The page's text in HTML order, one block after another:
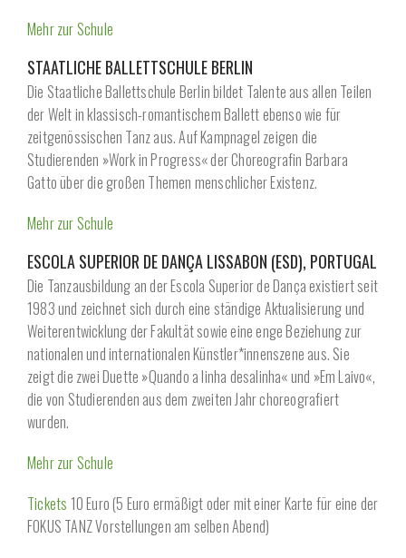
Mehr zur Schule
STAATLICHE BALLETTSCHULE BERLIN
Die Staatliche Ballettschule Berlin bildet Talente aus allen Teilen
der Welt in klassisch-romantischem Ballett ebenso wie für
zeitgenössischen Tanz aus. Auf Kampnagel zeigen die
Studierenden »Work in Progress« der Choreografin Barbara
Gatto über die großen Themen menschlicher Existenz.
Mehr zur Schule
ESCOLA SUPERIOR DE DANÇA LISSABON (ESD), PORTUGAL
Die Tanzausbildung an der Escola Superior de Dança existiert seit
1983 und zeichnet sich durch eine ständige Aktualisierung und
Weiterentwicklung der Fakultät sowie eine enge Beziehung zur
nationalen und internationalen Künstler*innenszene aus. Sie
zeigt die zwei Duette »Quando a linha desalinha« und »Em Laivo«,
die von Studierenden aus dem zweiten Jahr choreografiert
wurden.
Mehr zur Schule
Tickets 10 Euro (5 Euro ermäßigt oder mit einer Karte für eine der
FOKUS TANZ Vorstellungen am selben Abend)